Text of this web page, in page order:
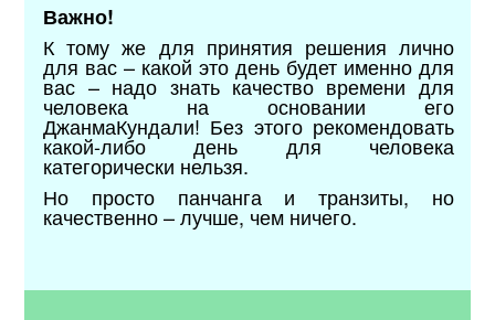
Важно!
К тому же для принятия решения лично
для вас – какой это день будет именно для
вас – надо знать качество времени для
человека на основании его
ДжанмаКундали! Без этого рекомендовать
какой-либо день для человека
категорически нельзя.
Но просто панчанга и транзиты, но
качественно – лучше, чем ничего.